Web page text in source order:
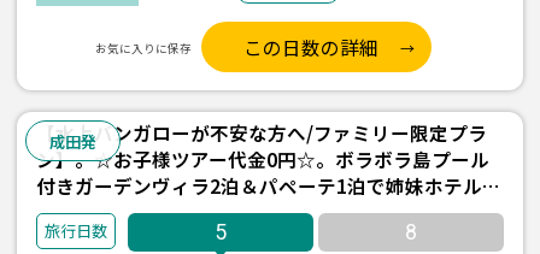
お気に入りに保存 この日数の詳細
成田発
【水上バンガローが不安な方へ/ファミリー限定プラ
ン】。☆お子様ツアー代金0円☆。ボラボラ島プール
付きガーデンヴィラ2泊＆パペーテ1泊で姉妹ホテル
『ル ボラボラ バイ パールリゾート』に滞在 タヒチ5
日間 <直行便エアタヒチヌイ利用>
5 8